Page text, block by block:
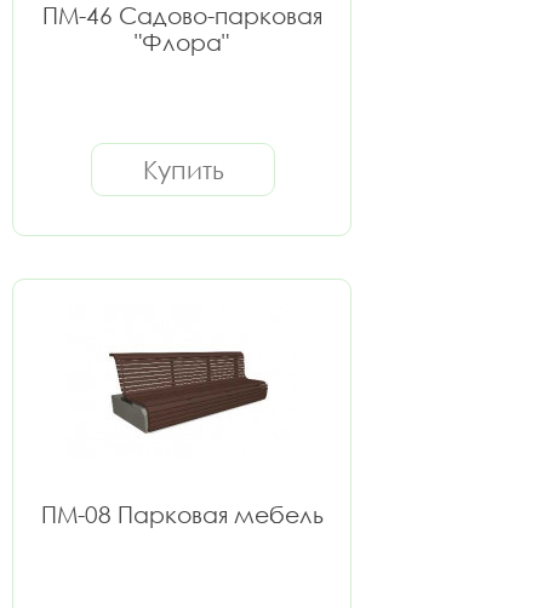
ПМ-46 Садово-парковая
"Флора"
Купить
ПМ-08 Парковая мебель